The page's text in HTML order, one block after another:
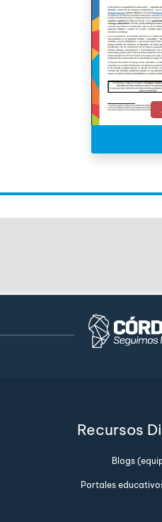
Recursos
Blogs
Portales